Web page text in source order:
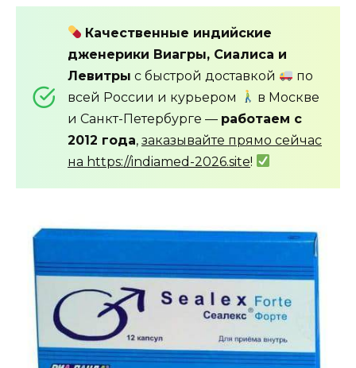
Качественные индийские
дженерики Виагры, Сиалиса и
Левитры с быстрой доставкой
по
всей России и курьером
в Москве
и Санкт-Петербурге — работаем с
2012 года, заказывайте прямо сейчас
на https://indiamed-2026.site!